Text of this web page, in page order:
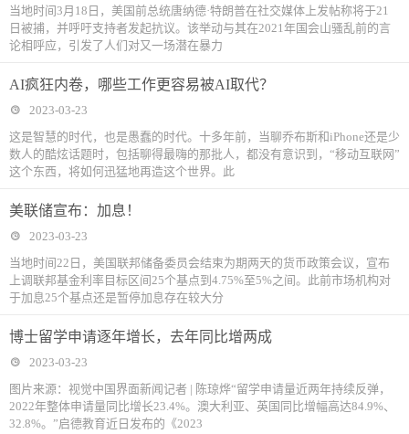
当地时间3月18日，美国前总统唐纳德·特朗普在社交媒体上发帖称将于21
日被捕，并呼吁支持者发起抗议。该举动与其在2021年国会山骚乱前的言
论相呼应，引发了人们对又一场潜在暴力
AI疯狂内卷，哪些工作更容易被AI取代？
2023-03-23
这是智慧的时代，也是愚蠢的时代。十多年前，当聊乔布斯和iPhone还是少
数人的酷炫话题时，包括聊得最嗨的那批人，都没有意识到，“移动互联网”
这个东西，将如何迅猛地再造这个世界。此
美联储宣布：加息！
2023-03-23
当地时间22日，美国联邦储备委员会结束为期两天的货币政策会议，宣布
上调联邦基金利率目标区间25个基点到4.75%至5%之间。此前市场机构对
于加息25个基点还是暂停加息存在较大分
博士留学申请逐年增长，去年同比增两成
2023-03-23
图片来源：视觉中国界面新闻记者 | 陈琼烨“留学申请量近两年持续反弹，
2022年整体申请量同比增长23.4%。澳大利亚、英国同比增幅高达84.9%、
32.8%。”启德教育近日发布的《2023